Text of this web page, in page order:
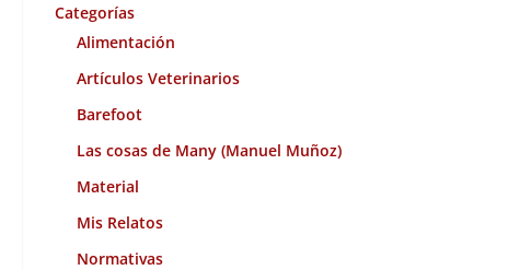
o
Categorías
Alimentación
Artículos Veterinarios
Barefoot
Las cosas de Many (Manuel Muñoz)
Material
Mis Relatos
Normativas